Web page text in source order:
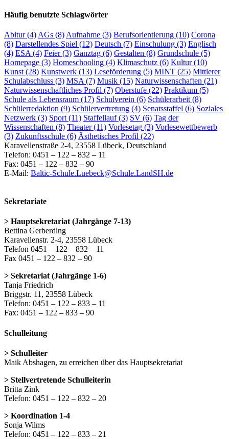
Häufig benutzte Schlagwörter
Abitur(4) AGs (8) Aufnahme (3) Berufsorientierung (10) Corona
(8) Darstellendes Spiel (12) Deutsch (7) Einschulung (3) Englisch
(4) ESA (4) Feier(3) Ganztag (6) Gestalten (8) Grundschule (5)
Homepage (3) Homeschooling (4) Klimaschutz (6) Kultur(10)
Kunst (28) Kunstwerk (13) Leseförderung (5) MINT (25) Mittlerer
Schulabschluss (3) MSA (7) Musik (15) Naturwissenschaften (21)
Naturwissenschaftliches Profil (7) Oberstufe (22) Praktikum (5)
Schule als Lebensraum (17) Schulverein (6) Schülerarbeit (8)
Schülerredaktion (9) Schülervertretung (4) Senatsstaffel (6) Soziales
Netzwerk (3) Sport (11) Staffellauf(3) SV (6) Tag der
Wissenschaften (8) Theater(11) Vorlesetag (3) Vorlesewettbewerb
(3) Zukunftsschule (6) Ästhetisches Profil (22)
Karavellenstraße 2-4, 23558 Lübeck, Deutschland
Telefon: 0451 – 122 – 832 – 11
Fax: 0451 – 122 – 832 – 90
E-Mail: Baltic-Schule.Luebeck@Schule.LandSH.de
Sekretariate
> Hauptsekretariat (Jahrgänge 7-13)
Bettina Gerberding
Karavellenstr. 2-4, 23558 Lübeck
Telefon 0451 – 122 – 832 – 11
Fax 0451 – 122 – 832 – 90
> Sekretariat (Jahrgänge 1-6)
Tanja Friedrich
Briggstr. 11, 23558 Lübeck
Telefon: 0451 – 122 – 833 – 11
Fax: 0451 – 122 – 833 – 90
Schulleitung
> Schulleiter
Maik Abshagen, zu erreichen über das Hauptsekretariat
> Stellvertretende Schulleiterin
Britta Zink
Telefon: 0451 – 122 – 832 – 20
> Koordination 1-4
Sonja Wilms
Telefon: 0451 – 122 – 833 – 21